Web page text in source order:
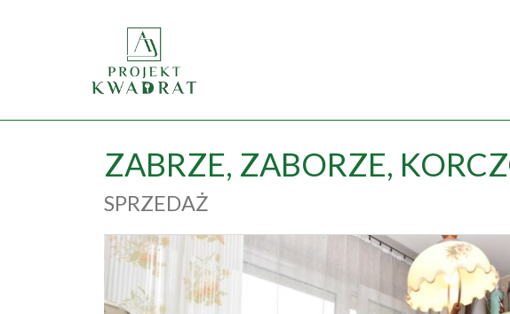
ZABRZE, ZABORZE,
SPRZEDAŻ
+
−